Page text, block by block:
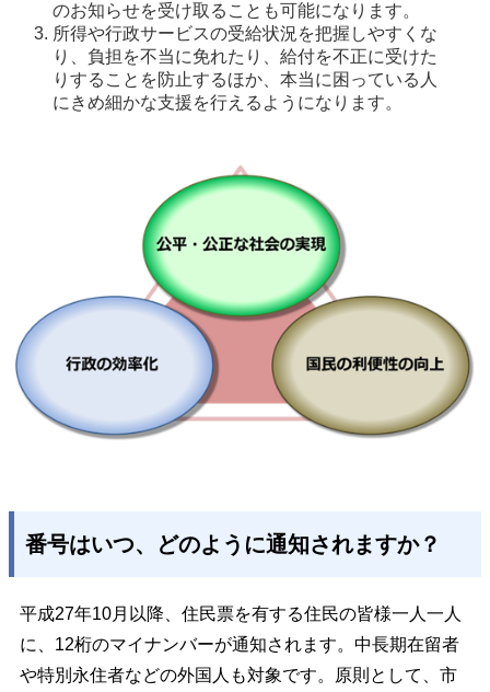
のお知らせを受け取ることも可能になります。
所得や行政サービスの受給状況を把握しやすくな
り、負担を不当に免れたり、給付を不正に受けた
りすることを防止するほか、本当に困っている人
にきめ細かな支援を行えるようになります。
番号はいつ、どのように通知されますか？
平成27年10月以降、住民票を有する住民の皆様一人一人
に、12桁のマイナンバーが通知されます。中長期在留者
や特別永住者などの外国人も対象です。原則として、市